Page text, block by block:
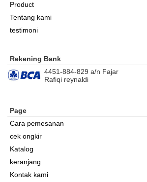
Product
Tentang kami
testimoni
Rekening Bank
4451-884-829 a/n Fajar
Rafiqi reynaldi
Page
Cara pemesanan
cek ongkir
Katalog
keranjang
Kontak kami